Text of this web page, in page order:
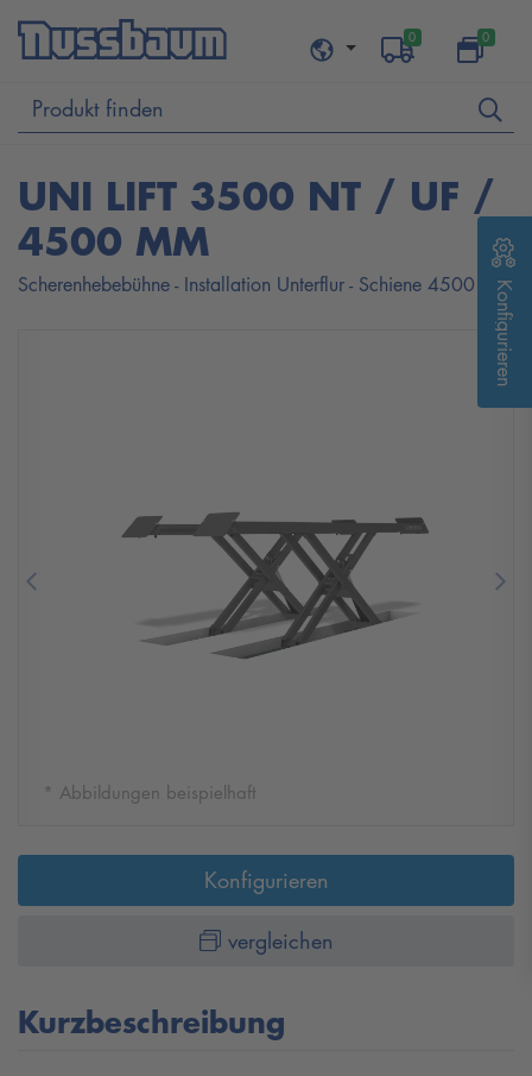
0 0
UNI LIFT 3500 NT / UF /
4500 MM
Scherenhebebühne - Installation Unterflur - Schiene 4500 mm
Previous
* Abbildungen beispielhaft
Konfigurieren
vergleichen
Kurzbeschreibung
Konfigurieren